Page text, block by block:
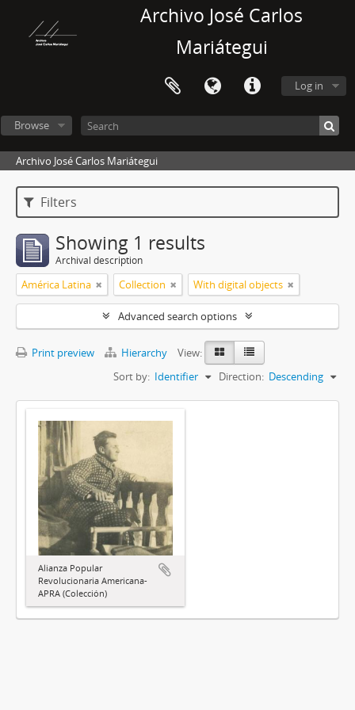
Archivo José Carlos
Mariátegui
Log in
Browse
Archivo José Carlos Mariátegui
Filters
Showing 1 results
Archival description
América Latina Collection With digital objects
Advanced search options
Print preview Hierarchy
View:
Sort by: Identifier Direction: Descending
Alianza Popular
Revolucionaria Americana-
APRA (Colección)